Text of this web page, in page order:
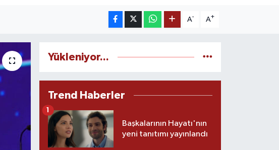
A- A+
Yükleniyor...
Trend Haberler
Başkalarının Hayatı'nın
yeni tanıtımı yayınlandı
1